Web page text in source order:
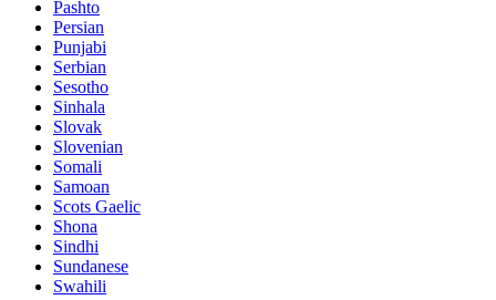
Pashto
Persian
Punjabi
Serbian
Sesotho
Sinhala
Slovak
Slovenian
Somali
Samoan
Scots Gaelic
Shona
Sindhi
Sundanese
Swahili